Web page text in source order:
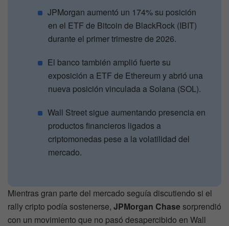
JPMorgan aumentó un 174% su posición
en el ETF de Bitcoin de BlackRock (IBIT)
durante el primer trimestre de 2026.
El banco también amplió fuerte su
exposición a ETF de Ethereum y abrió una
nueva posición vinculada a Solana (SOL).
Wall Street sigue aumentando presencia en
productos financieros ligados a
criptomonedas pese a la volatilidad del
mercado.
Mientras gran parte del mercado seguía discutiendo si el
rally cripto podía sostenerse, JPMorgan Chasesorprendió
con un movimiento que no pasó desapercibido en Wall